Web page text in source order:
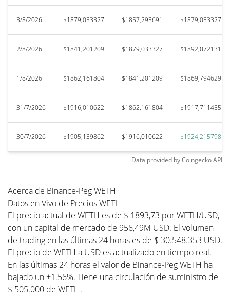
3/8/2026 $1879,033327 $1857,293691 $1879,033327
2/8/2026 $1841,201209 $1879,033327 $1892,072131
1/8/2026 $1862,161804 $1841,201209 $1869,794629
31/7/2026 $1916,010622 $1862,161804 $1917,711455
30/7/2026 $1905,139862 $1916,010622 $1924,215798
Data provided byCoingeckoAPI
Acerca de Binance-Peg WETH
Datos en Vivo de Precios WETH
El precio actual de WETH es de $ 1893,73 por WETH/USD,
con un capital de mercado de 956,49M USD. El volumen
de trading en las últimas 24 horas es de $ 30.548.353 USD.
El precio de WETH a USD es actualizado en tiempo real.
En las últimas 24 horas el valor de Binance-Peg WETH ha
bajado un +1.56%. Tiene una circulación de suministro de
$ 505.000 de WETH.